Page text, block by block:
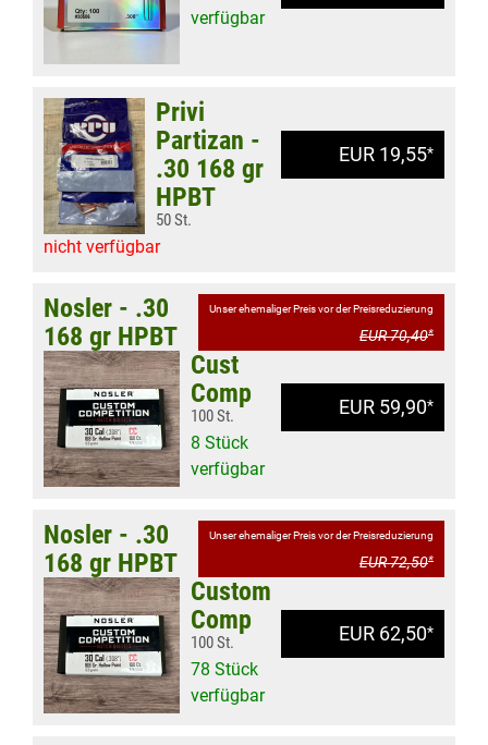
verfügbar
EUR 19,55*
Privi
Partizan -
.30 168 gr
HPBT
50 St.
nicht verfügbar
Unser ehemaliger Preis vor der Preisreduzierung
EUR 70,40*
EUR 59,90*
Nosler - .30
168 gr HPBT
Cust
Comp
100 St.
8 Stück
verfügbar
Unser ehemaliger Preis vor der Preisreduzierung
EUR 72,50*
EUR 62,50*
Nosler - .30
168 gr HPBT
Custom
Comp
100 St.
78 Stück
verfügbar